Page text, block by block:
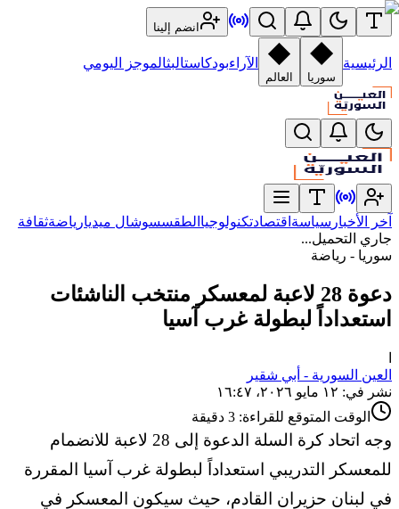
انضم إلينا
الرئيسية
سوريا العالم
الآراءبودكاستالبثالموجز اليومي
آخر الأخبار سياسة اقتصادتكنولوجيا الطقسسوشال ميديارياضةثقافة
جاري التحميل...
سوريا - رياضة
دعوة 28 لاعبة لمعسكر منتخب الناشئات
استعداداً لبطولة غرب آسيا
العين السورية - أبي شقير
نشر في: ١٢ مايو ٢٠٢٦، ١٦:٤٧
الوقت المتوقع للقراءة: 3 دقيقة
وجه اتحاد كرة السلة الدعوة إلى 28 لاعبة للانضمام
للمعسكر التدريبي استعداداً لبطولة غرب آسيا المقررة
في لبنان حزيران القادم، حيث سيكون المعسكر في